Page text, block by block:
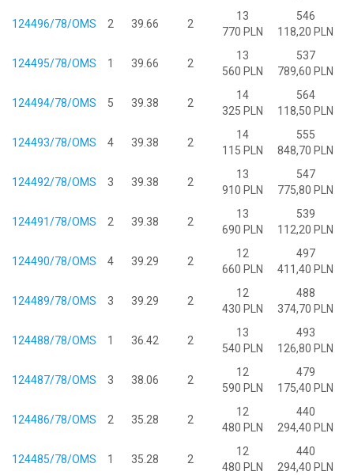
124496/78/OMS 2 39.66 2
13
770 PLN
546
118,20 PLN
124495/78/OMS 1 39.66 2
13
560 PLN
537
789,60 PLN
124494/78/OMS 5 39.38 2
14
325 PLN
564
118,50 PLN
124493/78/OMS 4 39.38 2
14
115 PLN
555
848,70 PLN
124492/78/OMS 3 39.38 2
13
910 PLN
547
775,80 PLN
124491/78/OMS 2 39.38 2
13
690 PLN
539
112,20 PLN
124490/78/OMS 4 39.29 2
12
660 PLN
497
411,40 PLN
124489/78/OMS 3 39.29 2
12
430 PLN
488
374,70 PLN
124488/78/OMS 1 36.42 2
13
540 PLN
493
126,80 PLN
124487/78/OMS 3 38.06 2
12
590 PLN
479
175,40 PLN
124486/78/OMS 2 35.28 2
12
480 PLN
440
294,40 PLN
124485/78/OMS 1 35.28 2
12
480 PLN
440
294,40 PLN